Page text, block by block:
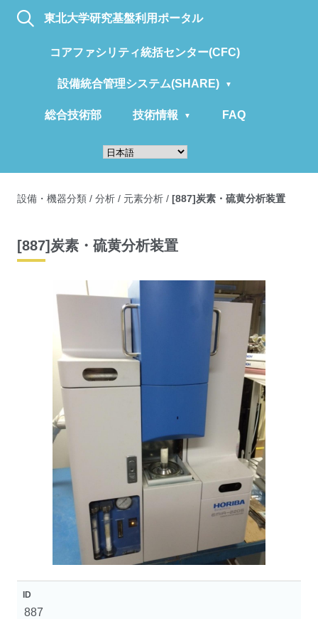
東北大学研究基盤利用ポータル
コアファシリティ統括センター(CFC)
設備統合管理システム(SHARE)
総合技術部 技術情報 FAQ
設備・機器分類 / 分析 / 元素分析 / [887]炭素・硫黄分析装置
[887]炭素・硫黄分析装置
ID
887